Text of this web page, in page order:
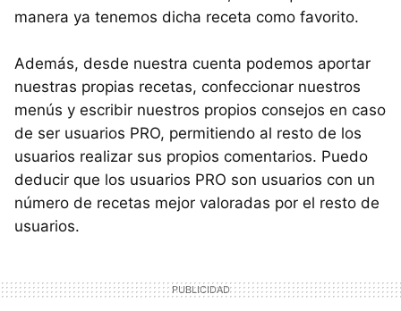
manera ya tenemos dicha receta como favorito.
Además, desde nuestra cuenta podemos aportar
nuestras propias recetas, confeccionar nuestros
menús y escribir nuestros propios consejos en caso
de ser usuarios PRO, permitiendo al resto de los
usuarios realizar sus propios comentarios. Puedo
deducir que los usuarios PRO son usuarios con un
número de recetas mejor valoradas por el resto de
usuarios.